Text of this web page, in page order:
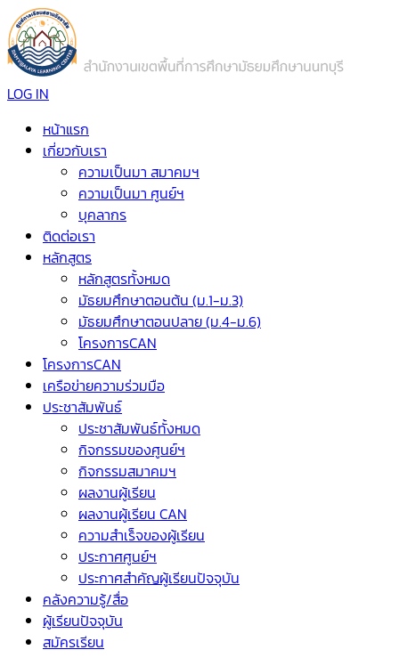
LOG IN
หน้าแรก
เกี่ยวกับเรา
ความเป็นมา สมาคมฯ
ความเป็นมา ศูนย์ฯ
บุคลากร
ติดต่อเรา
หลักสูตร
หลักสูตรทั้งหมด
มัธยมศึกษาตอนต้น (ม.1-ม.3)
มัธยมศึกษาตอนปลาย (ม.4-ม.6)
โครงการCAN
โครงการCAN
เครือข่ายความร่วมมือ
ประชาสัมพันธ์
ประชาสัมพันธ์ทั้งหมด
กิจกรรมของศูนย์ฯ
กิจกรรมสมาคมฯ
ผลงานผู้เรียน
ผลงานผู้เรียน CAN
ความสำเร็จของผู้เรียน
ประกาศศูนย์ฯ
ประกาศสำคัญผู้เรียนปัจจุบัน
คลังความรู้/สื่อ
ผู้เรียนปัจจุบัน
สมัครเรียน